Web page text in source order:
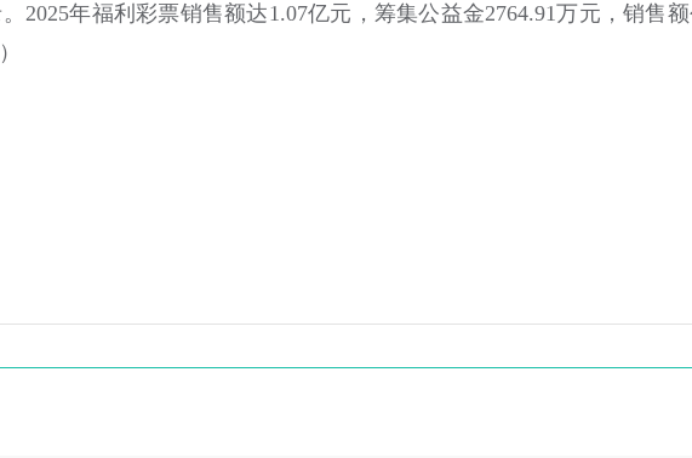
2025年福利彩票销售额达1.07亿元，筹集公益金2764.91万元，销售